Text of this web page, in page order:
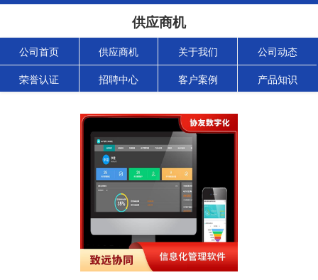
供应商机
公司首页 供应商机 关于我们 公司动态
荣誉认证 招聘中心 客户案例 产品知识